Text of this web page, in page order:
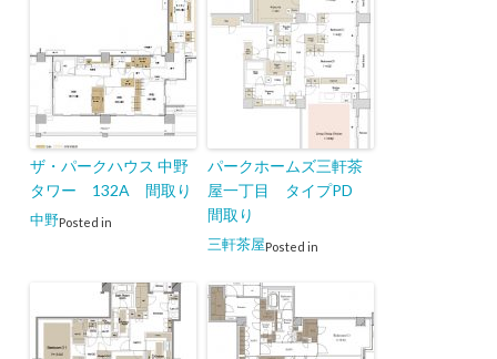
ザ・パークハウス 中野
タワー 132A 間取り
Posted in
中野
パークホームズ三軒茶
屋一丁目 タイプPD
間取り
Posted in
三軒茶屋